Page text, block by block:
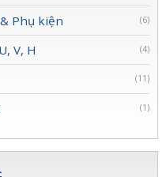
Phụ kiện (6)
V, H (4)
(11)
(1)